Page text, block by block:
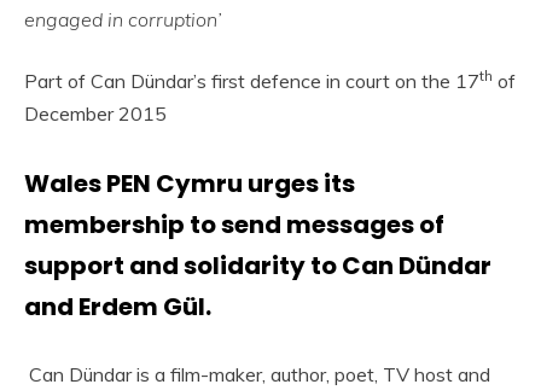
engaged in corruption’
Part of Can Dündar’s first defence in court on the 17th of
December 2015
Wales PEN Cymru urges its
membership to send messages of
support and solidarity to Can Dündar
and Erdem Gül.
Can Dündar is a film-maker, author, poet, TV host and